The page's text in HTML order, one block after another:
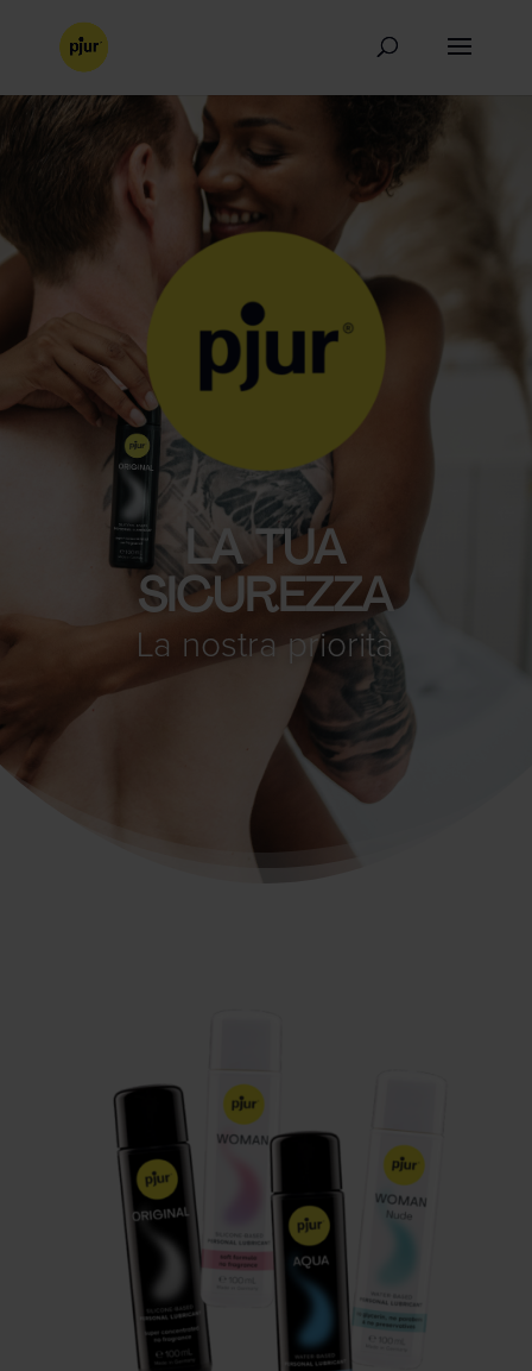
LA TUA
SICUREZZA
La nostra priorità